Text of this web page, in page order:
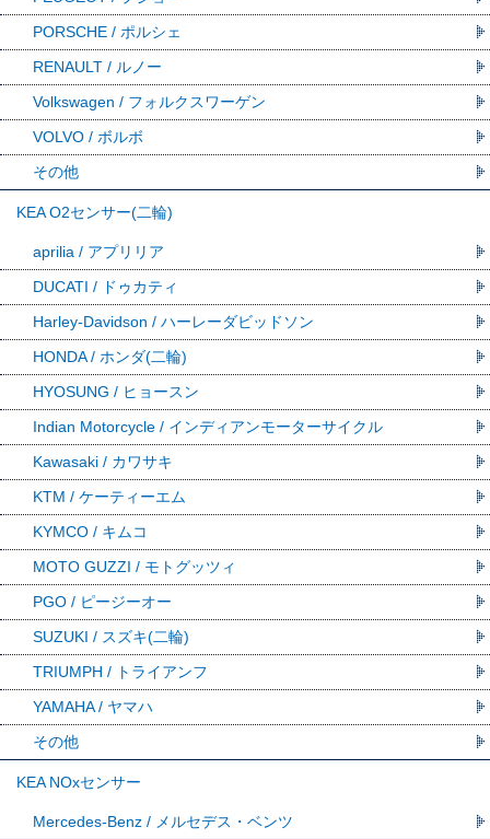
PORSCHE / ポルシェ
RENAULT / ルノー
Volkswagen / フォルクスワーゲン
VOLVO / ボルボ
その他
KEA O2センサー(二輪)
aprilia / アプリリア
DUCATI / ドゥカティ
Harley-Davidson / ハーレーダビッドソン
HONDA / ホンダ(二輪)
HYOSUNG / ヒョースン
Indian Motorcycle / インディアンモーターサイクル
Kawasaki / カワサキ
KTM / ケーティーエム
KYMCO / キムコ
MOTO GUZZI / モトグッツィ
PGO / ピージーオー
SUZUKI / スズキ(二輪)
TRIUMPH / トライアンフ
YAMAHA / ヤマハ
その他
KEA NOxセンサー
Mercedes-Benz / メルセデス・ベンツ